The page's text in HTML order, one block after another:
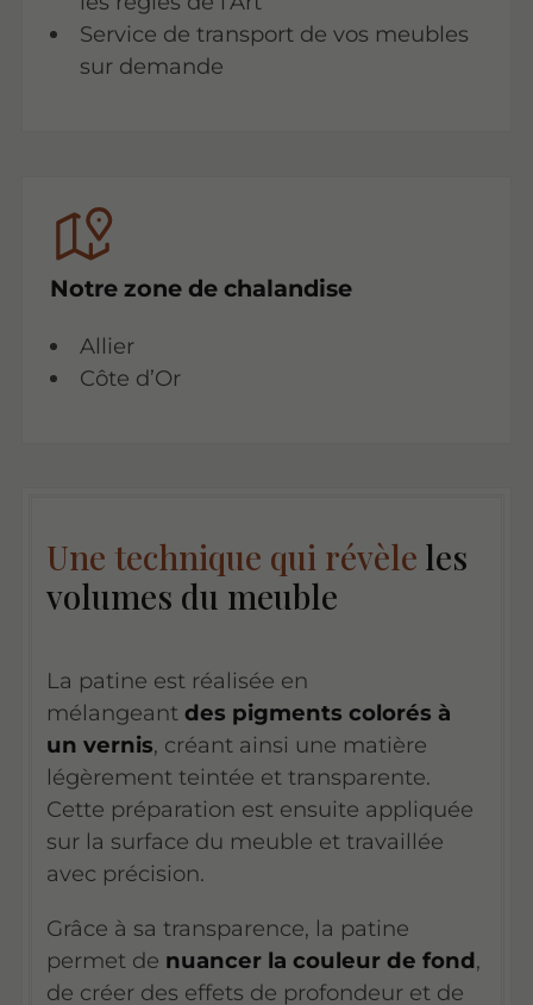
Service de transport de vos meubles
sur demande
Notre zone de chalandise
Allier
Côte d’Or
Une technique qui révèle les
volumes du meuble
La patine est réalisée en
mélangeant des pigments colorés à
un vernis, créant ainsi une matière
légèrement teintée et transparente.
Cette préparation est ensuite appliquée
sur la surface du meuble et travaillée
avec précision.
Grâce à sa transparence, la patine
permet de nuancer la couleur de fond,
de créer des effets de profondeur et de